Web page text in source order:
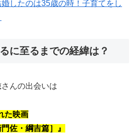
したのは35歳の時！子育てをし
に至るまでの経緯は？
んの出会いは
た映画
佐・綱吉篇］』